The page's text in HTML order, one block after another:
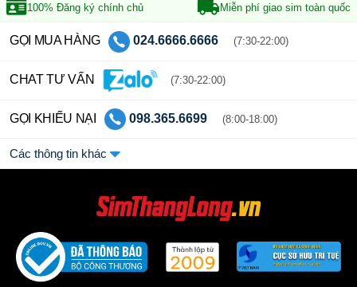
100% Đăng ký chính chủ Miễn phí giao sim toàn quốc
GỌI MUA HÀNG 024.6666.6666 (7:30-22:00)
CHAT TƯ VẤN (7:30-22:00)
GỌI KHIẾU NẠI 098.365.6699 (8:00-18:00)
Các thông tin khác